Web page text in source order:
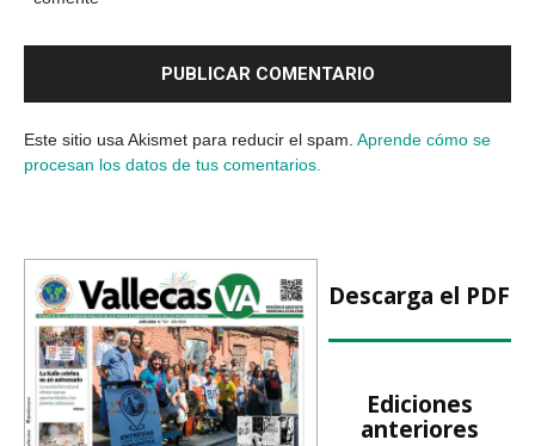
Este sitio usa Akismet para reducir el spam. Aprende cómo se
procesan los datos de tus comentarios.
Descarga el PDF
Ediciones
anteriores